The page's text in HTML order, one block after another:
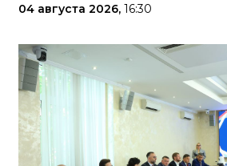
04 августа 2026, 16:30